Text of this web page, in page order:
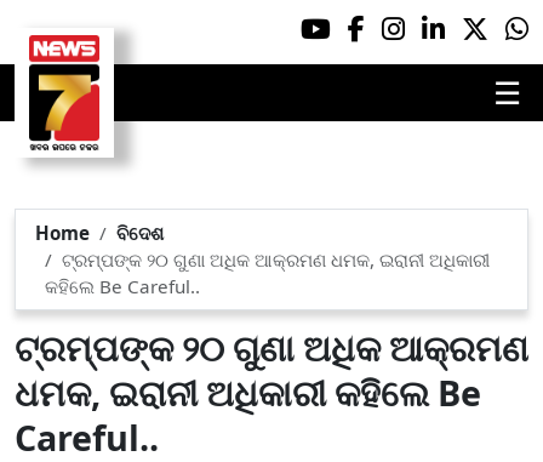
☰
Home
ବିଦେଶ
ଟ୍ରମ୍ପଙ୍କ ୨୦ ଗୁଣା ଅଧିକ ଆକ୍ରମଣ ଧମକ, ଇରାନୀ ଅଧିକାରୀ
କହିଲେ Be Careful..
ଟ୍ରମ୍ପଙ୍କ ୨୦ ଗୁଣା ଅଧିକ ଆକ୍ରମଣ
ଧମକ, ଇରାନୀ ଅଧିକାରୀ କହିଲେ Be
Careful..